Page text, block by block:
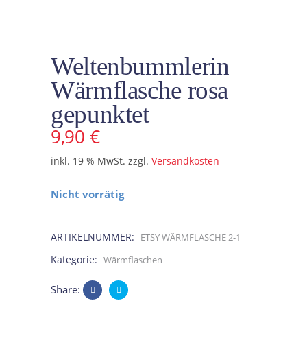
Weltenbummlerin
Wärmflasche rosa
gepunktet
9,90 €
inkl. 19 % MwSt. zzgl. Versandkosten
Nicht vorrätig
ARTIKELNUMMER: ETSY WÄRMFLASCHE 2-1
Kategorie: Wärmflaschen
Share: